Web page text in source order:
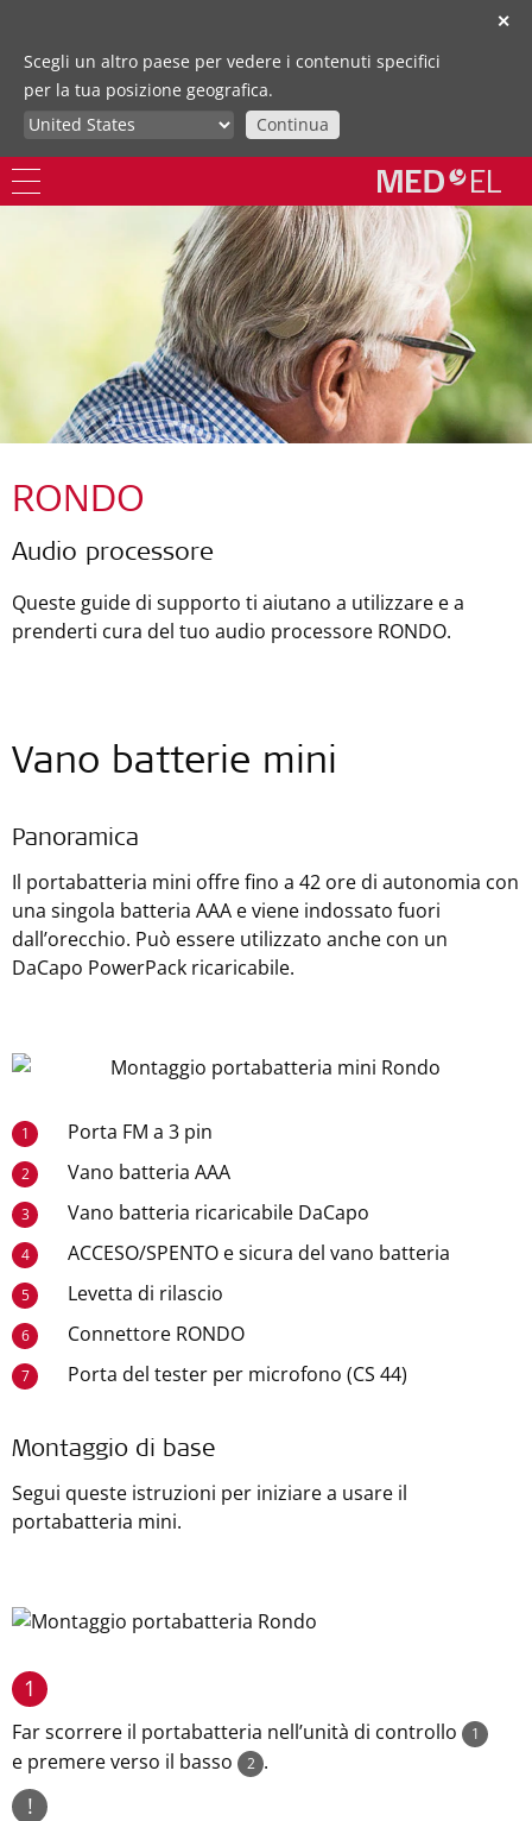
✕
Scegli un altro paese per vedere i contenuti specifici
per la tua posizione geografica.
Continua
RONDO
Audio processore
Queste guide di supporto ti aiutano a utilizzare e a
prenderti cura del tuo audio processore RONDO.
Vano batterie mini
Panoramica
Il portabatteria mini offre fino a 42 ore di autonomia con
una singola batteria AAA e viene indossato fuori
dall’orecchio. Può essere utilizzato anche con un
DaCapo PowerPack ricaricabile.
1 Porta FM a 3 pin
2 Vano batteria AAA
3 Vano batteria ricaricabile DaCapo
4 ACCESO/SPENTO e sicura del vano batteria
5 Levetta di rilascio
6 Connettore RONDO
7 Porta del tester per microfono (CS 44)
Montaggio di base
Segui queste istruzioni per iniziare a usare il
portabatteria mini.
1
Far scorrere il portabatteria nell’unità di controllo 1
e premere verso il basso 2 .
!